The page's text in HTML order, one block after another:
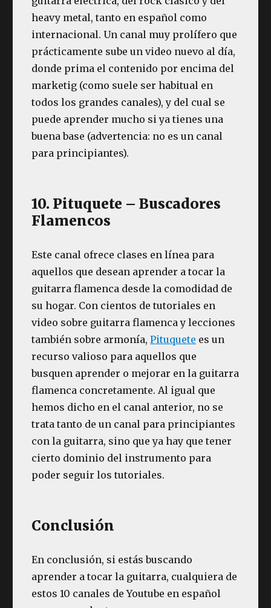
heavy metal, tanto en español como
internacional. Un canal muy prolífero que
prácticamente sube un video nuevo al día,
donde prima el contenido por encima del
marketig (como suele ser habitual en
todos los grandes canales), y del cual se
puede aprender mucho si ya tienes una
buena base (advertencia: no es un canal
para principiantes).
10. Pituquete – Buscadores
Flamencos
Este canal ofrece clases en línea para
aquellos que desean aprender a tocar la
guitarra flamenca desde la comodidad de
su hogar. Con cientos de tutoriales en
video sobre guitarra flamenca y lecciones
también sobre armonía,Pituquete es un
recurso valioso para aquellos que
busquen aprender o mejorar en la guitarra
flamenca concretamente. Al igual que
hemos dicho en el canal anterior, no se
trata tanto de un canal para principiantes
con la guitarra, sino que ya hay que tener
cierto dominio del instrumento para
poder seguir los tutoriales.
Conclusión
En conclusión, si estás buscando
aprender a tocar la guitarra, cualquiera de
estos 10 canales de Youtube en español